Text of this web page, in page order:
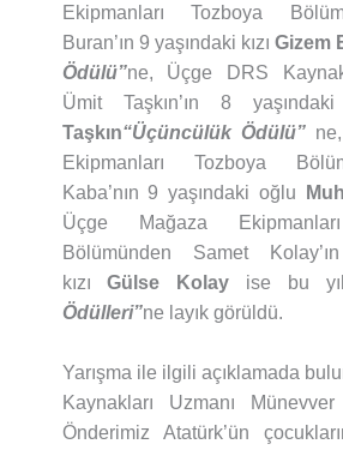
Ekipmanları Tozboya
Buran’ın 9 yaşındaki kızıGizem
Ödülü”ne, Üçge DRS
Ümit Taşkın’ın 8
Taşkın“Üçüncülük Ödülü”ne,
Ekipmanları Tozboya
Kaba’nın 9 yaşındaki oğlu
Üçge Mağaza
Bölümünden Samet
kızıGülse Kolay ise bu
Ödülleri”ne layık görüldü.
Yarışma ile ilgili açıklamada
Kaynakları Uzmanı
Önderimiz Atatürk’ün